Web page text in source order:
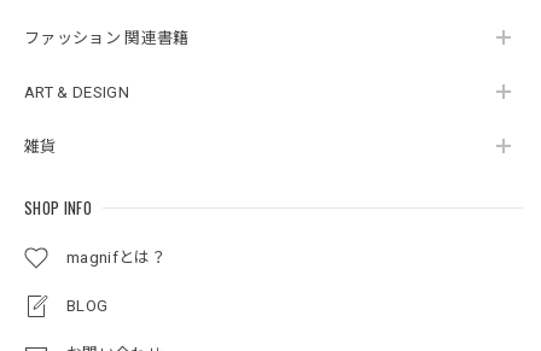
ファッション 関連書籍
ART & DESIGN
雑貨
SHOP INFO
magnifとは？
BLOG